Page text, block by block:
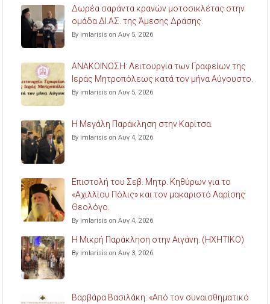
Δωρέα σαράντα κρανών μοτοσικλέτας στην
ομάδα ΔΙ.ΑΣ. της Άμεσης Δράσης.
By imlarisis on Αυγ 5, 2026
ΑΝΑΚΟΙΝΩΣΗ: Λειτουργία των Γραφείων της
Ιεράς Μητροπόλεως κατά τον μήνα Αύγουστο.
By imlarisis on Αυγ 5, 2026
Η Μεγάλη Παράκληση στην Καρίτσα.
By imlarisis on Αυγ 4, 2026
Επιστολή του Σεβ. Μητρ. Κηθύρων για το
«Αχιλλίου Πόλις» και τον μακαριστό Λαρίσης
Θεολόγο.
By imlarisis on Αυγ 4, 2026
Η Μικρή Παράκληση στην Αιγάνη. (ΗΧΗΤΙΚΟ)
By imlarisis on Αυγ 3, 2026
Βαρβάρα Βασιλάκη: «Από τον συναισθηματικό